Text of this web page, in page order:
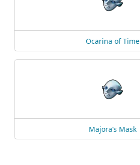
Ocarina of Time
Majora’s Mask